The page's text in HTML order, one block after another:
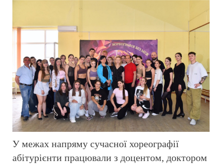
У межах напряму сучасної хореографії
абітурієнти працювали з доцентом, доктором